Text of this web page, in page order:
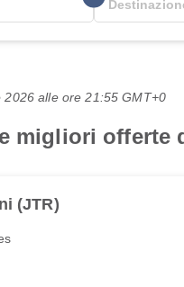
2026 alle ore 21:55 GMT+0
migliori offerte
(JTR)